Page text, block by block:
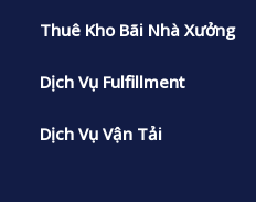
Thuê Kho Bãi Nhà Xưởng
Dịch Vụ Fulfillment
Dịch Vụ Vận Tải